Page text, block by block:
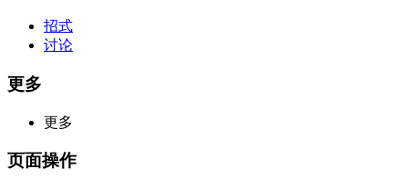
招式
讨论
更多
更多
页面操作